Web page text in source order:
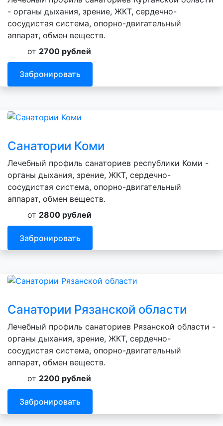
- органы дыхания, зрение, ЖКТ, сердечно-
сосудистая система, опорно-двигательный
аппарат, обмен веществ.
от 2700 рублей
Забронировать
Санатории Коми
Лечебный профиль санаториев республики Коми -
органы дыхания, зрение, ЖКТ, сердечно-
сосудистая система, опорно-двигательный
аппарат, обмен веществ.
от 2800 рублей
Забронировать
Санатории Рязанской области
Лечебный профиль санаториев Рязанской области -
органы дыхания, зрение, ЖКТ, сердечно-
сосудистая система, опорно-двигательный
аппарат, обмен веществ.
от 2200 рублей
Забронировать